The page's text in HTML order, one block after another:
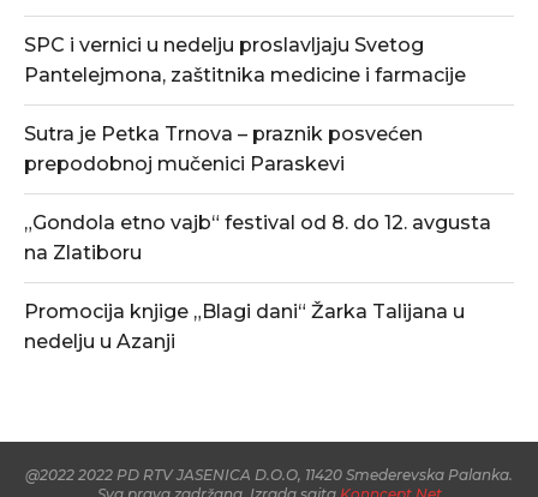
SPC i vernici u nedelju proslavljaju Svetog
Pantelejmona, zaštitnika medicine i farmacije
Sutra je Petka Trnova – praznik posvećen
prepodobnoj mučenici Paraskevi
„Gondola etno vajb“ festival od 8. do 12. avgusta
na Zlatiboru
Promocija knjige „Blagi dani“ Žarka Talijana u
nedelju u Azanji
@2022 2022 PD RTV JASENICA D.O.O, 11420 Smederevska Palanka.